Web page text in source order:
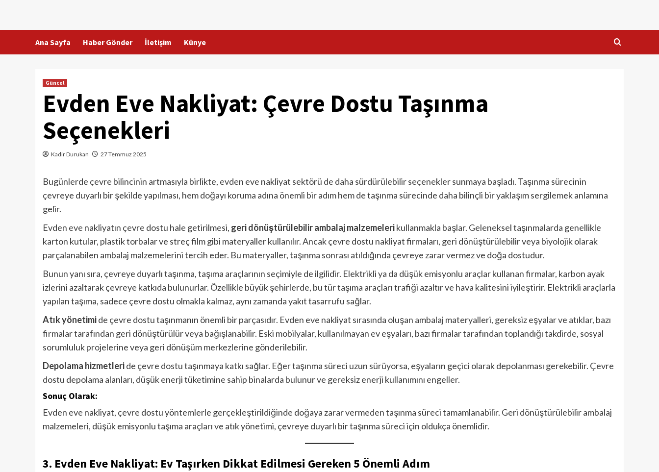
content
Ana Sayfa Haber Gönder İletişim Künye
Güncel
Evden Eve Nakliyat: Çevre Dostu Taşınma
Seçenekleri
Kadir Durukan 27 Temmuz 2025
Bugünlerde çevre bilincinin artmasıyla birlikte, evden eve nakliyat sektörü de daha sürdürülebilir seçenekler sunmaya başladı. Taşınma sürecinin
çevreye duyarlı bir şekilde yapılması, hem doğayı koruma adına önemli bir adım hem de taşınma sürecinde daha bilinçli bir yaklaşım sergilemek anlamına
gelir.
Evden eve nakliyatın çevre dostu hale getirilmesi, geri dönüştürülebilir ambalaj malzemelerikullanmakla başlar. Geleneksel taşınmalarda genellikle
karton kutular, plastik torbalar ve streç film gibi materyaller kullanılır. Ancak çevre dostu nakliyat firmaları, geri dönüştürülebilir veya biyolojik olarak
parçalanabilen ambalaj malzemelerini tercih eder. Bu materyaller, taşınma sonrası atıldığında çevreye zarar vermez ve doğa dostudur.
Bunun yanı sıra, çevreye duyarlı taşınma, taşıma araçlarının seçimiyle de ilgilidir. Elektrikli ya da düşük emisyonlu araçlar kullanan firmalar, karbon ayak
izlerini azaltarak çevreye katkıda bulunurlar. Özellikle büyük şehirlerde, bu tür taşıma araçları trafiği azaltır ve hava kalitesini iyileştirir. Elektrikli araçlarla
yapılan taşıma, sadece çevre dostu olmakla kalmaz, aynı zamanda yakıt tasarrufu sağlar.
Atık yönetimide çevre dostu taşınmanın önemli bir parçasıdır. Evden eve nakliyat sırasında oluşan ambalaj materyalleri, gereksiz eşyalar ve atıklar, bazı
firmalar tarafından geri dönüştürülür veya bağışlanabilir. Eski mobilyalar, kullanılmayan ev eşyaları, bazı firmalar tarafından toplandığı takdirde, sosyal
sorumluluk projelerine veya geri dönüşüm merkezlerine gönderilebilir.
Depolama hizmetleride çevre dostu taşınmaya katkı sağlar. Eğer taşınma süreci uzun sürüyorsa, eşyaların geçici olarak depolanması gerekebilir. Çevre
dostu depolama alanları, düşük enerji tüketimine sahip binalarda bulunur ve gereksiz enerji kullanımını engeller.
Sonuç Olarak:
Evden eve nakliyat, çevre dostu yöntemlerle gerçekleştirildiğinde doğaya zarar vermeden taşınma süreci tamamlanabilir. Geri dönüştürülebilir ambalaj
malzemeleri, düşük emisyonlu taşıma araçları ve atık yönetimi, çevreye duyarlı bir taşınma süreci için oldukça önemlidir.
3. Evden Eve Nakliyat: Ev Taşırken Dikkat Edilmesi Gereken 5 Önemli Adım